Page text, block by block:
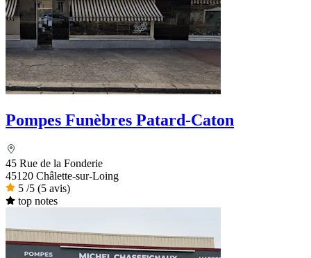
Pompes Funèbres Patard-Caton
45 Rue de la Fonderie
45120 Châlette-sur-Loing
5 /5 (5 avis)
top notes